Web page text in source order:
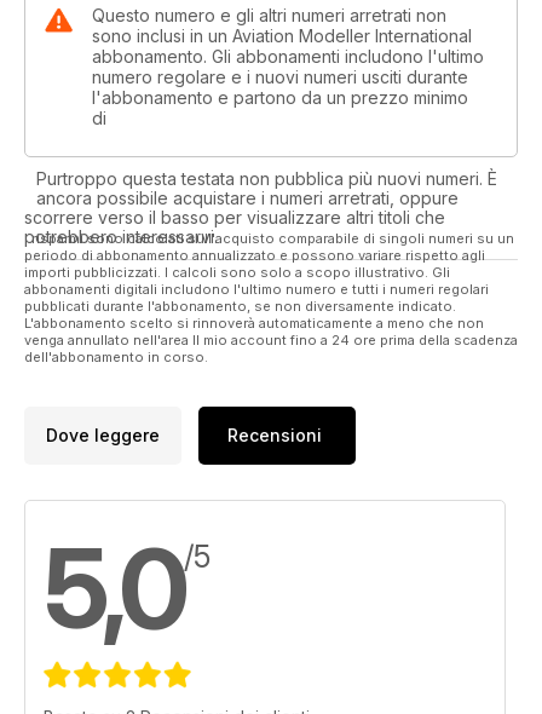
Questo numero e gli altri numeri arretrati non
sono inclusi in un Aviation Modeller International
abbonamento. Gli abbonamenti includono l'ultimo
numero regolare e i nuovi numeri usciti durante
l'abbonamento e partono da un prezzo minimo
di
Purtroppo questa testata non pubblica più nuovi numeri. È
ancora possibile acquistare i numeri arretrati, oppure
scorrere verso il basso per visualizzare altri titoli che
potrebbero interessarvi.
I risparmi sono calcolati sull'acquisto comparabile di singoli numeri su un
periodo di abbonamento annualizzato e possono variare rispetto agli
importi pubblicizzati. I calcoli sono solo a scopo illustrativo. Gli
abbonamenti digitali includono l'ultimo numero e tutti i numeri regolari
pubblicati durante l'abbonamento, se non diversamente indicato.
L'abbonamento scelto si rinnoverà automaticamente a meno che non
venga annullato nell'area Il mio account fino a 24 ore prima della scadenza
dell'abbonamento in corso.
Dove leggere Recensioni
5,0/5